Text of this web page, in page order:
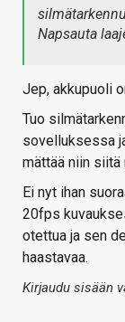
Napsauta
Jep, akkupuoli
Tuo
sovelluksessa
mättää niin siitä
Ei nyt ihan
20fps
otettua ja sen
haastavaa.
Kirjaudu sisään